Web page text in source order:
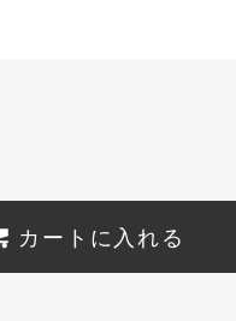
カートに入れる